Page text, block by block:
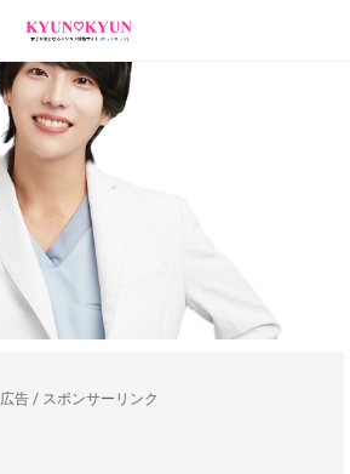
広告 / スポンサーリンク